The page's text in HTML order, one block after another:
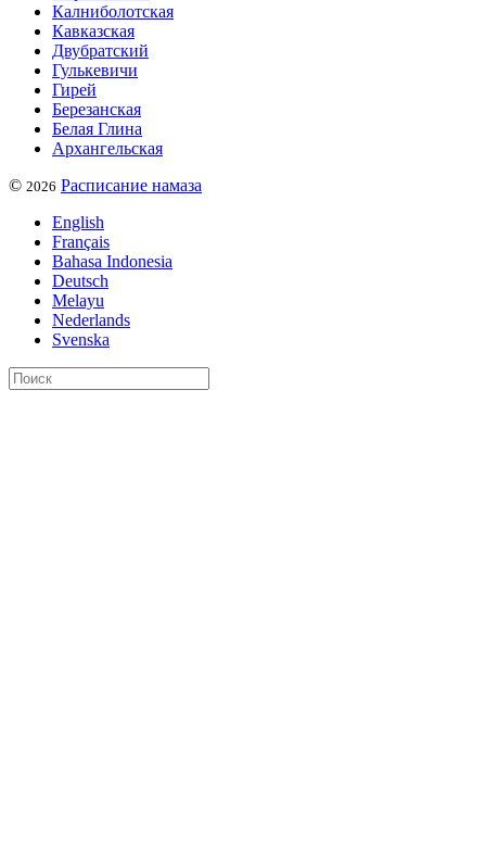
Калниболотская
Кавказская
Двубратский
Гулькевичи
Гирей
Березанская
Белая Глина
Архангельская
© 2026 Расписание намаза
English
Français
Bahasa Indonesia
Deutsch
Melayu
Nederlands
Svenska